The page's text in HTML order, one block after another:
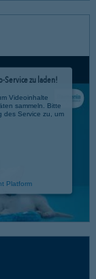
Service zu laden!
Videoinhalte
sammeln. Bitte
des Service zu, um
Platform